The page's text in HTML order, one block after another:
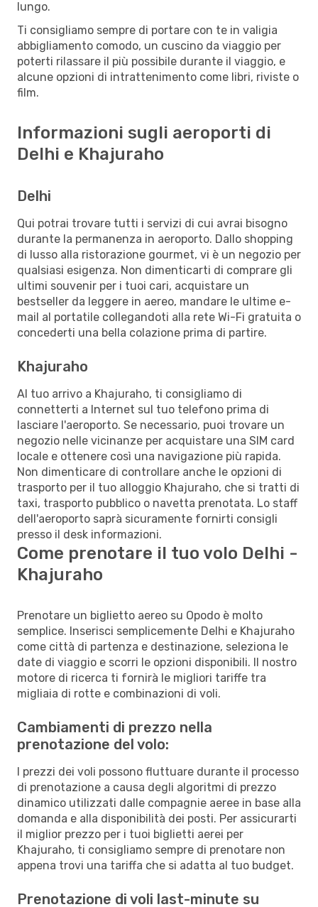
lungo.
Ti consigliamo sempre di portare con te in valigia
abbigliamento comodo, un cuscino da viaggio per
poterti rilassare il più possibile durante il viaggio, e
alcune opzioni di intrattenimento come libri, riviste o
film.
Informazioni sugli aeroporti di
Delhi e Khajuraho
Delhi
Qui potrai trovare tutti i servizi di cui avrai bisogno
durante la permanenza in aeroporto. Dallo shopping
di lusso alla ristorazione gourmet, vi è un negozio per
qualsiasi esigenza. Non dimenticarti di comprare gli
ultimi souvenir per i tuoi cari, acquistare un
bestseller da leggere in aereo, mandare le ultime e-
mail al portatile collegandoti alla rete Wi-Fi gratuita o
concederti una bella colazione prima di partire.
Khajuraho
Al tuo arrivo a Khajuraho, ti consigliamo di
connetterti a Internet sul tuo telefono prima di
lasciare l'aeroporto. Se necessario, puoi trovare un
negozio nelle vicinanze per acquistare una SIM card
locale e ottenere così una navigazione più rapida.
Non dimenticare di controllare anche le opzioni di
trasporto per il tuo alloggio Khajuraho, che si tratti di
taxi, trasporto pubblico o navetta prenotata. Lo staff
dell'aeroporto saprà sicuramente fornirti consigli
presso il desk informazioni.
Come prenotare il tuo volo Delhi -
Khajuraho
Prenotare un biglietto aereo su Opodo è molto
semplice. Inserisci semplicemente Delhi e Khajuraho
come città di partenza e destinazione, seleziona le
date di viaggio e scorri le opzioni disponibili. Il nostro
motore di ricerca ti fornirà le migliori tariffe tra
migliaia di rotte e combinazioni di voli.
Cambiamenti di prezzo nella
prenotazione del volo:
I prezzi dei voli possono fluttuare durante il processo
di prenotazione a causa degli algoritmi di prezzo
dinamico utilizzati dalle compagnie aeree in base alla
domanda e alla disponibilità dei posti. Per assicurarti
il miglior prezzo per i tuoi biglietti aerei per
Khajuraho, ti consigliamo sempre di prenotare non
appena trovi una tariffa che si adatta al tuo budget.
Prenotazione di voli last-minute su